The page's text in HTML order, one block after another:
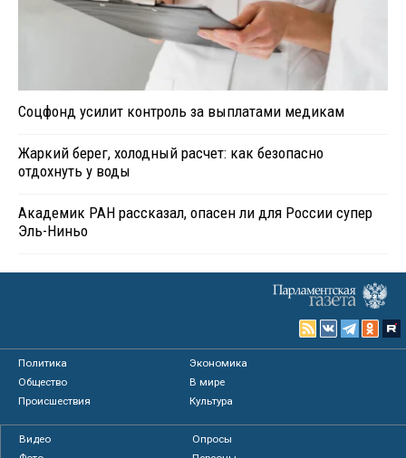
Соцфонд усилит контроль за выплатами медикам
Жаркий берег, холодный расчет: как безопасно
отдохнуть у воды
Академик РАН рассказал, опасен ли для России супер
Эль-Ниньо
Политика
Экономика
Общество
В мире
Происшествия
Культура
Видео
Опросы